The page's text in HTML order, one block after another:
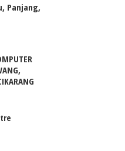
Panjang,